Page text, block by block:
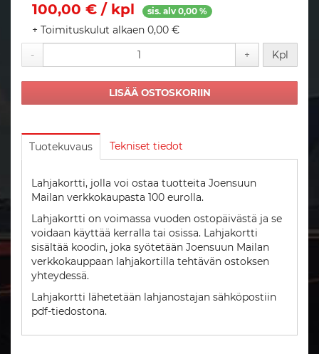
100,00 € / kpl sis. alv 0,00 %
+ Toimituskulut alkaen 0,00 €
-
+ Kpl
LISÄÄ OSTOSKORIIN
Tuotekuvaus Tekniset tiedot
Lahjakortti, jolla voi ostaa tuotteita Joensuun
Mailan verkkokaupasta 100 eurolla.
Lahjakortti on voimassa vuoden ostopäivästä ja se
voidaan käyttää kerralla tai osissa. Lahjakortti
sisältää koodin, joka syötetään Joensuun Mailan
verkkokauppaan lahjakortilla tehtävän ostoksen
yhteydessä.
Lahjakortti lähetetään lahjanostajan sähköpostiin
pdf-tiedostona.